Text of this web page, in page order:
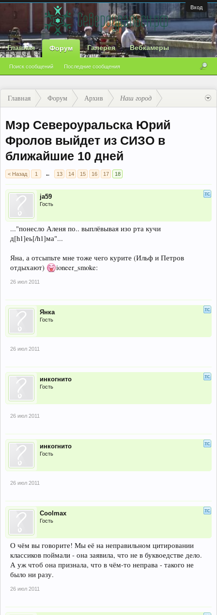
Вход
Главная Форум
Поиск сообщений Последние сообщения
Галерея Вебкамеры
Главная Форум Архив Наш город
Мэр Североуральска Юрий
Фролов выйдет из СИЗО в
ближайшие 10 дней
< Назад 1 ← 13 14 15 16 17 18
ja59
Гость
..."понесло Аленя по.. выплёвывая изо рта кучи
д[h1]еь[/h1]ма"...
Яна, а отсыпьте мне тоже чего курите (Ильф и Петров
отдыхают)
ioneer_smoke:
26 июл 2011
Янка
Гость
26 июл 2011
инкогнито
Гость
26 июл 2011
инкогнито
Гость
26 июл 2011
Coolmax
Гость
О чём вы говорите! Мы её на неправильном цитировании
классиков поймали - она заявила, что не в буквоедстве дело.
А уж чтоб она признала, что в чём-то неправа - такого не
было ни разу.
26 июл 2011